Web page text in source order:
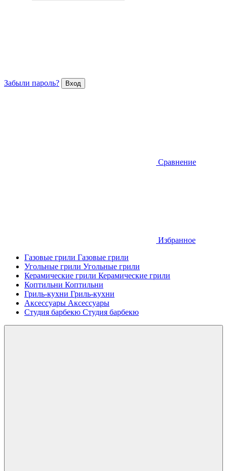
Забыли пароль?
Сравнение
Избранное
Газовые грили Газовые грили
Угольные грили Угольные грили
Керамические грили Керамические грили
Коптильни Коптильни
Гриль-кухни Гриль-кухни
Аксессуары Аксессуары
Студия барбекю Студия барбекю